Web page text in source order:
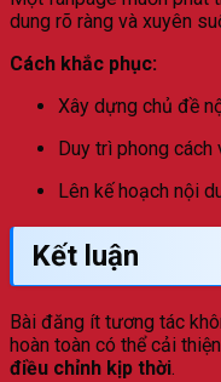
dung rõ ràng và xuyên
Cách khắc phục:
Xây dựng chủ đề
Duy trì phong
Lên kế hoạch nội
Kết luận
Bài đăng ít tương tác
hoàn toàn có thể cải
điều chỉnh kịp thời.